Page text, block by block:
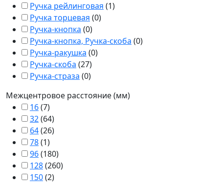
Ручка рейлинговая (1)
Ручка торцевая (0)
Ручка-кнопка (0)
Ручка-кнопка, Ручка-скоба (0)
Ручка-ракушка (0)
Ручка-скоба (27)
Ручка-страза (0)
Межцентровое расстояние (мм)
16(7)
32(64)
64(26)
78(1)
96(180)
128(260)
150(2)